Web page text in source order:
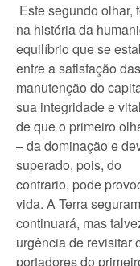
Este segundo olhar,
na história da
equilíbrio que se
entre a satisfação
manutenção do
sua integridade e
de que o primeiro
– da dominação e
superado, pois, do
contrario, pode
vida. A Terra
continuará, mas
urgência de revisitar
portadores do